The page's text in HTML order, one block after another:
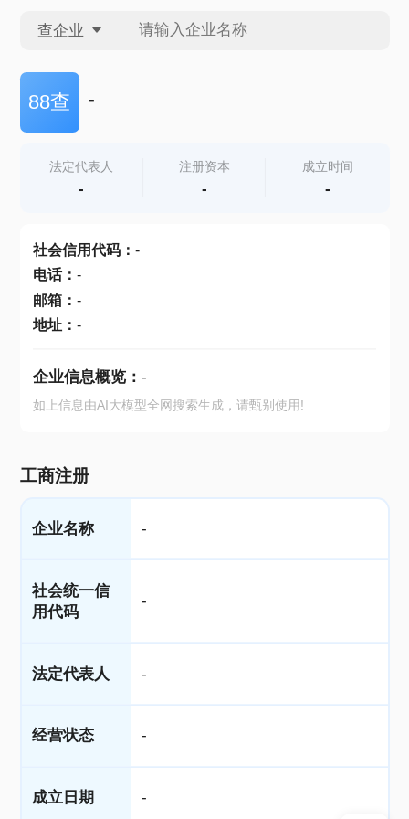
查企业
查企业
查产地
88查 -
法定代表人
-
注册资本
-
成立时间
-
社会信用代码： -
电话： -
邮箱： -
地址： -
企业信息概览： -
如上信息由AI大模型全网搜索生成，请甄别使用!
工商注册
企业名称 -
社会统一信
用代码
-
法定代表人 -
经营状态 -
成立日期 -